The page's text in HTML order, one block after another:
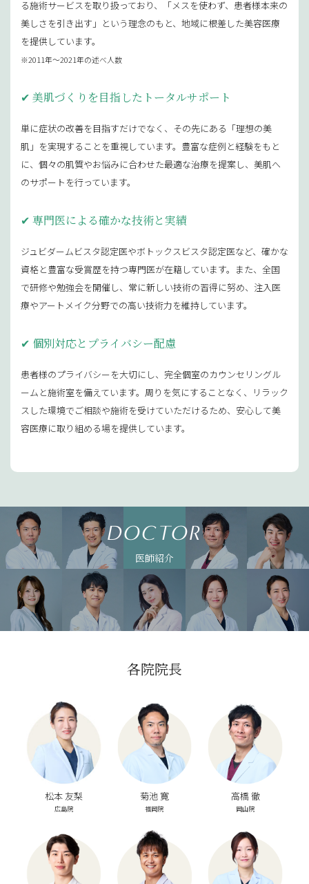
る施術サービスを取り扱っており、「メスを使わず、患者様本来の
美しさを引き出す」という理念のもと、地域に根差した美容医療
を提供しています。
※2011年〜2021年の述べ人数
美肌づくりを目指したトータルサポート
単に症状の改善を目指すだけでなく、その先にある「理想の美
肌」を実現することを重視しています。豊富な症例と経験をもと
に、個々の肌質やお悩みに合わせた最適な治療を提案し、美肌へ
のサポートを行っています。
専門医による確かな技術と実績
ジュビダームビスタ認定医やボトックスビスタ認定医など、確かな
資格と豊富な受賞歴を持つ専門医が在籍しています。また、全国
で研修や勉強会を開催し、常に新しい技術の習得に努め、注入医
療やアートメイク分野での高い技術力を維持しています。
個別対応とプライバシー配慮
患者様のプライバシーを大切にし、完全個室のカウンセリングル
ームと施術室を備えています。周りを気にすることなく、リラック
スした環境でご相談や施術を受けていただけるため、安心して美
容医療に取り組める場を提供しています。
医師紹介
各院院長
松本 友梨
広島院
菊池 寛
福岡院
高橋 徹
岡山院